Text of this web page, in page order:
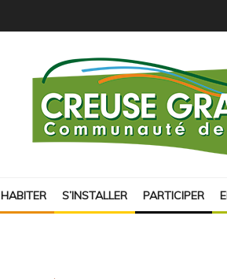
HABITER S’INSTALLER PARTICIPER